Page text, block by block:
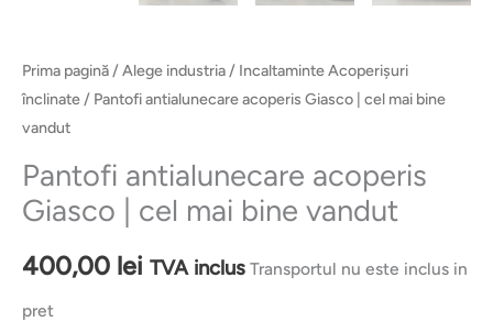
Prima pagină/Alege industria/ Incaltaminte Acoperișuri
înclinate/ Pantofi antialunecare acoperis Giasco | cel mai bine
vandut
Pantofi antialunecare acoperis
Giasco | cel mai bine vandut
400,00 lei TVA inclus Transportul nu este inclus in
pret